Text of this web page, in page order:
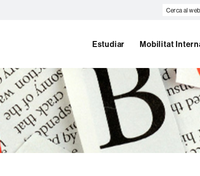
Cerca
Estudiar Mobilitat